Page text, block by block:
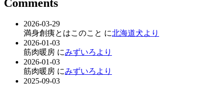
Comments
2026-03-29
満身創痍とはこのこと に北海道犬より
2026-01-03
筋肉暖房 にみずいろより
2026-01-03
筋肉暖房 にみずいろより
2025-09-03